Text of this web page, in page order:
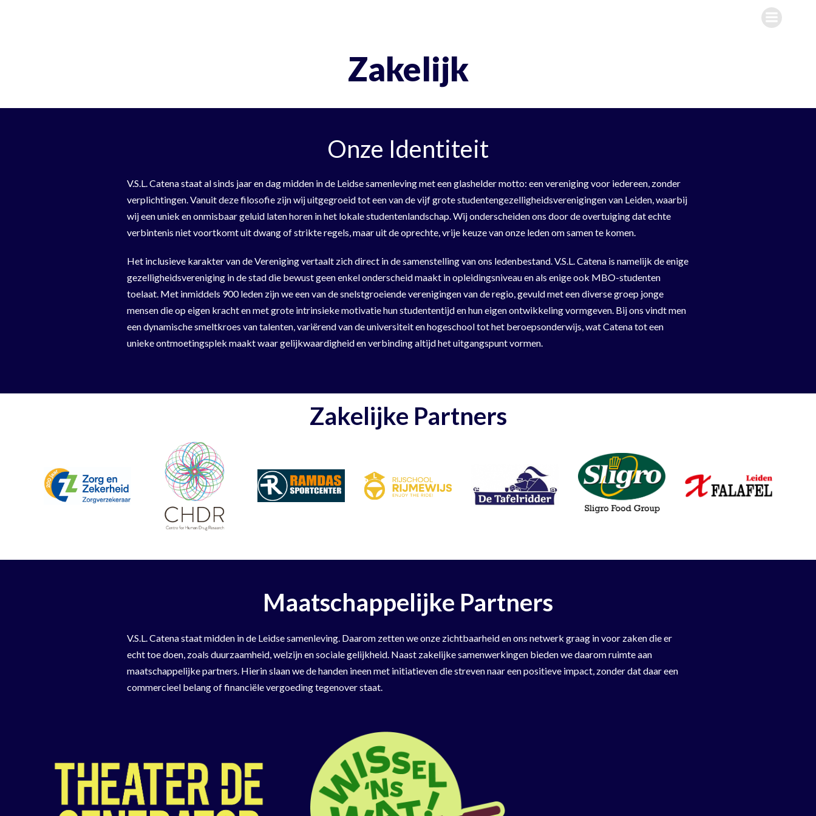
Zakelijk
Onze Identiteit
V.S.L. Catena staat al sinds jaar en dag midden in de Leidse samenleving met een glashelder motto: een vereniging voor iedereen, zonder
verplichtingen. Vanuit deze filosofie zijn wij uitgegroeid tot een van de vijf grote studentengezelligheidsverenigingen van Leiden, waarbij
wij een uniek en onmisbaar geluid laten horen in het lokale studentenlandschap. Wij onderscheiden ons door de overtuiging dat echte
verbintenis niet voortkomt uit dwang of strikte regels, maar uit de oprechte, vrije keuze van onze leden om samen te komen.
Het inclusieve karakter van de Vereniging vertaalt zich direct in de samenstelling van ons ledenbestand. V.S.L. Catena is namelijk de enige
gezelligheidsvereniging in de stad die bewust geen enkel onderscheid maakt in opleidingsniveau en als enige ook MBO-studenten
toelaat. Met inmiddels 900 leden zijn we een van de snelstgroeiende verenigingen van de regio, gevuld met een diverse groep jonge
mensen die op eigen kracht en met grote intrinsieke motivatie hun studententijd en hun eigen ontwikkeling vormgeven. Bij ons vindt men
een dynamische smeltkroes van talenten, variërend van de universiteit en hogeschool tot het beroepsonderwijs, wat Catena tot een
unieke ontmoetingsplek maakt waar gelijkwaardigheid en verbinding altijd het uitgangspunt vormen.
Zakelijke Partners
Maatschappelijke Partners
V.S.L. Catena staat midden in de Leidse samenleving. Daarom zetten we onze zichtbaarheid en ons netwerk graag in voor zaken die er
echt toe doen, zoals duurzaamheid, welzijn en sociale gelijkheid. Naast zakelijke samenwerkingen bieden we daarom ruimte aan
maatschappelijke partners. Hierin slaan we de handen ineen met initiatieven die streven naar een positieve impact, zonder dat daar een
commercieel belang of financiële vergoeding tegenover staat.